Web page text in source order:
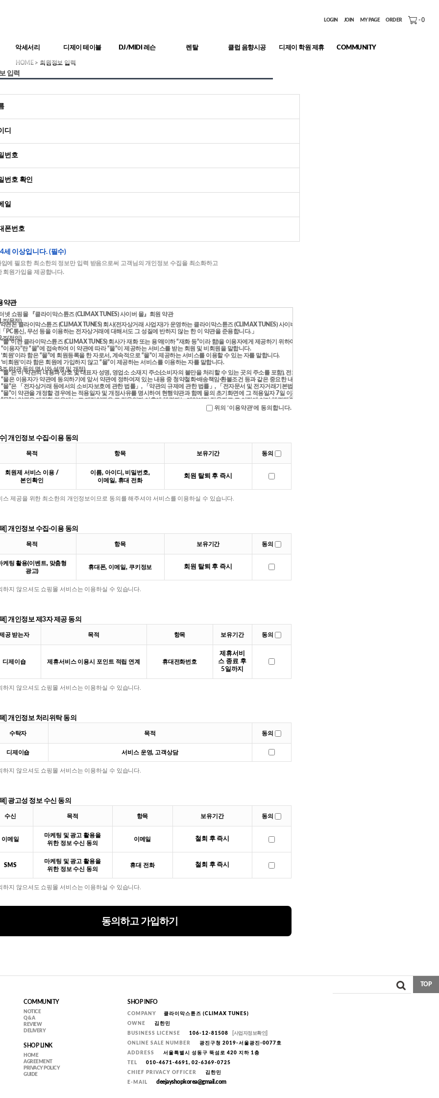
LOGIN JOIN MY PAGE ORDER -0
악세서리 디제이 테이블 DJ/MIDI 레슨 렌탈 클럽 음향시공 디제이 학원 제휴 COMMUNITY
HOME> 회원정보 입력
입력
디
번호
번호 확인
일
폰번호
세 이상입니다. (필수)
에 필요한 최소한의 정보만 입력 받음으로써 고객님의 개인정보 수집을 최소화하고
회원가입을 제공합니다.
약관
위의 ‘이용약관’에 동의합니다.
] 개인정보 수집·이용 동의
목적 항목 보유기간 동의
회원제 서비스 이용 /
본인확인
이름, 아이디, 비밀번호,
이메일, 휴대 전화
회원 탈퇴 후 즉시
스 제공을 위한 최소한의 개인정보이므로 동의를 해주셔야 서비스를 이용하실 수 있습니다.
] 개인정보 수집·이용 동의
목적 항목 보유기간 동의
케팅 활용(이벤트, 맞춤형
광고)
휴대폰, 이메일, 쿠키정보 회원 탈퇴 후 즉시
하지 않으셔도 쇼핑몰 서비스는 이용하실 수 있습니다.
] 개인정보 제3자 제공 동의
공 받는자 목적 항목 보유기간 동의
디제이숍 제휴서비스 이용시 포인트 적립 연계 휴대전화번호
제휴서비
스 종료 후
5일까지
하지 않으셔도 쇼핑몰 서비스는 이용하실 수 있습니다.
] 개인정보 처리위탁 동의
수탁자 목적 동의
디제이숍 서비스 운영, 고객상담
하지 않으셔도 쇼핑몰 서비스는 이용하실 수 있습니다.
] 광고성 정보 수신 동의
수신 목적 항목 보유기간 동의
이메일
마케팅 및 광고 활용을
위한 정보 수신 동의
이메일 철회 후 즉시
SMS
마케팅 및 광고 활용을
위한 정보 수신 동의
휴대 전화 철회 후 즉시
하지 않으셔도 쇼핑몰 서비스는 이용하실 수 있습니다.
동의하고 가입하기
TOP
COMMUNITY
NOTICE
Q & A
REVIEW
DELIVERY
SHOP LINK
HOME
AGREEMENT
PRIVACY POLICY
GUIDE
SHOP INFO
COMPANY
클라이막스튠즈 (CLIMAX TUNES)
OWNE
김한민
BUSINESS LICENSE
106-12-81508
[사업자정보확인]
ONLINE SALE NUMBER
광진구청 2019-서울광진-0077호
ADDRESS
서울특별시 성동구 뚝섬로 420 지하 1층
TEL
010-4671-4691, 02-6369-0725
CHIEF PRIVACY OFFICER
김한민
E-MAIL
deejayshopkorea@gmail.com